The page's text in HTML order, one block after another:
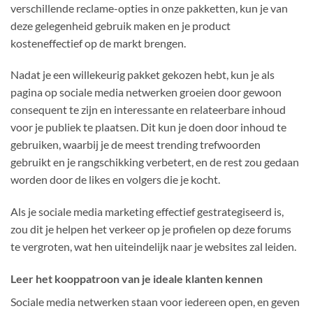
verschillende reclame-opties in onze pakketten, kun je van
deze gelegenheid gebruik maken en je product
kosteneffectief op de markt brengen.
Nadat je een willekeurig pakket gekozen hebt, kun je als
pagina op sociale media netwerken groeien door gewoon
consequent te zijn en interessante en relateerbare inhoud
voor je publiek te plaatsen. Dit kun je doen door inhoud te
gebruiken, waarbij je de meest trending trefwoorden
gebruikt en je rangschikking verbetert, en de rest zou gedaan
worden door de likes en volgers die je kocht.
Als je sociale media marketing effectief gestrategiseerd is,
zou dit je helpen het verkeer op je profielen op deze forums
te vergroten, wat hen uiteindelijk naar je websites zal leiden.
Leer het kooppatroon van je ideale klanten kennen
Sociale media netwerken staan voor iedereen open, en geven